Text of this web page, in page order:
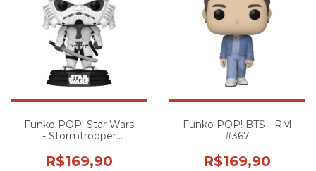
Funko POP! Star Wars
- Stormtrooper
R$169,90
Funko POP! BTS - RM
#367
R$169,90